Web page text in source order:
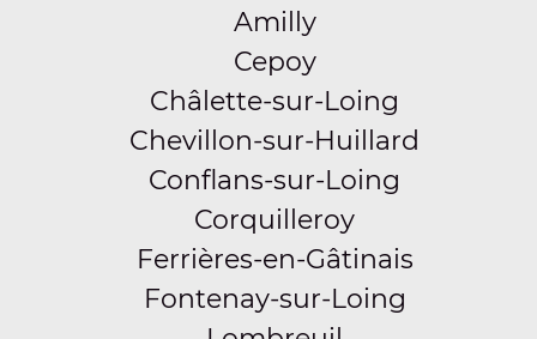
Amilly
Cepoy
Châlette-sur-Loing
Chevillon-sur-Huillard
Conflans-sur-Loing
Corquilleroy
Ferrières-en-Gâtinais
Fontenay-sur-Loing